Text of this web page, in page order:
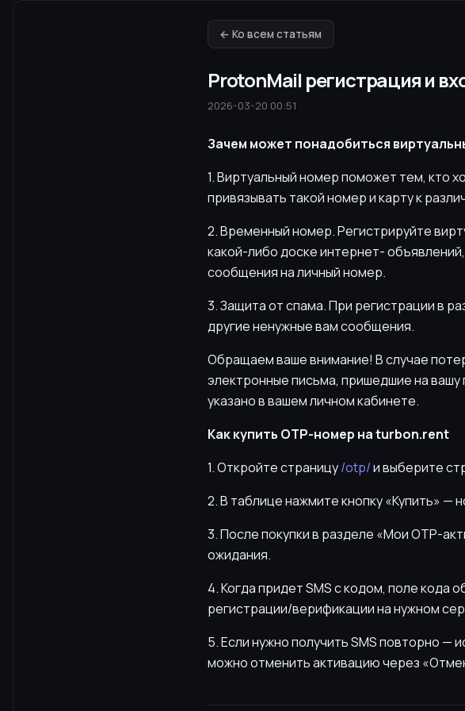
← Ко всем статьям
ProtonMail регистрация и
2026-03-20 00:51
Зачем может понадобиться
1. Виртуальный номер поможет тем, кто
привязывать такой номер и карту к
2. Временный номер. Регистрируйте
какой-либо доске интернет-
сообщения на личный номер.
3. Защита от спама. При регистрации в
другие ненужные вам сообщения.
Обращаем ваше внимание! В случае
электронные письма, пришедшие на вашу
указано в вашем личном кабинете.
Как купить OTP-номер на turbon.rent
1. Откройте страницу/otp/и выберите
2. В таблице нажмите кнопку «Купить» —
3. После покупки в разделе «Мои OTP-
ожидания.
4. Когда придет SMS с кодом, поле кода
регистрации/верификации на нужном
5. Если нужно получить SMS повторно —
можно отменить активацию через